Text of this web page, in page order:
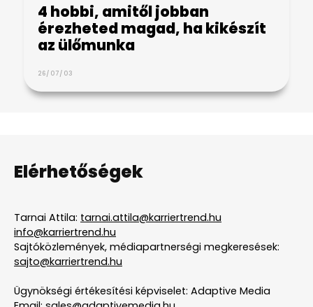
4 hobbi, amitől jobban
érezheted magad, ha kikészít
az ülőmunka
26/07/03
Elérhetőségek
Tarnai Attila: tarnai.attila@karriertrend.hu
info@karriertrend.hu
Sajtóközlemények, médiapartnerségi megkeresések:
sajto@karriertrend.hu
Ügynökségi értékesítési képviselet: Adaptive Media